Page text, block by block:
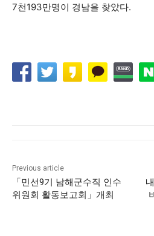
7천193만명이 경남을 찾았다.
Previous article
「민선9기 남해군수직 인수
위원회 활동보고회」개최